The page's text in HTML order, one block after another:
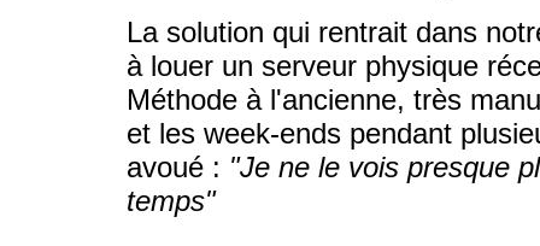
La solution qui rentrait dans
à louer un serveur physique
Méthode à l'ancienne, très
et les week-ends pendant
avoué : "Je ne le vois presque
temps"